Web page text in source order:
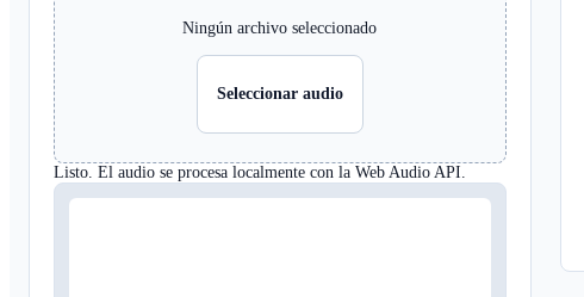
Ningún archivo seleccionado
Seleccionar audio
Listo. El audio se procesa localmente con la Web Audio API.